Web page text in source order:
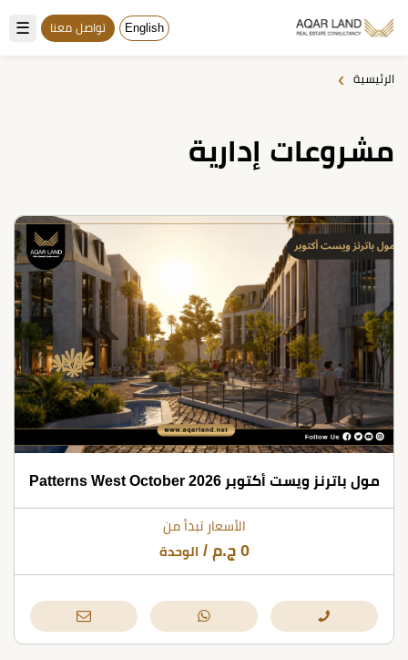
☰ English تواصل معنا
الرئيسية ›
مشروعات إدارية
مول باترنز ويست أكتوبر 2026 Patterns West October
الأسعار تبدأ من
0 ج.م / الوحدة